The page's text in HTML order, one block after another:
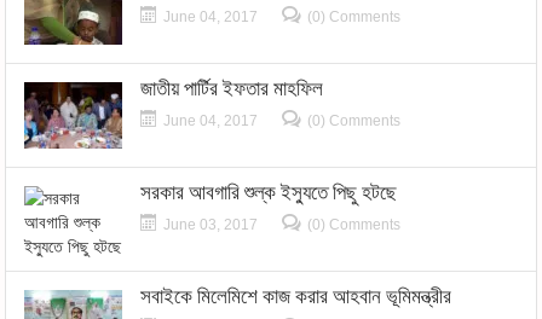
June 04, 2017 (0) Comments
জাতীয় পার্টির ইফতার মাহফিল
June 04, 2017 (0) Comments
সরকার আবগারি শুল্ক ইস্যুতে পিছু হটছে
June 03, 2017 (0) Comments
সবাইকে মিলেমিশে কাজ করার আহবান ভূমিমন্ত্রীর